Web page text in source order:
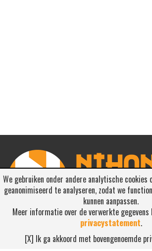
We gebruiken onder andere analytische cookies
geanonimiseerd te analyseren, zodat we
kunnen aanpassen.
Meer informatie over de verwerkte gegevens
privacystatement.
[X] Ik ga akkoord met bovengenoemde